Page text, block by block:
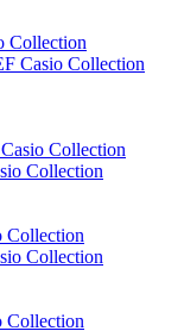
Collection
Collection
Collection
Collection